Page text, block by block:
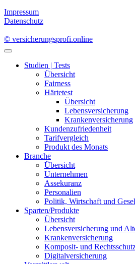
Impressum
Datenschutz
© versicherungsprofi.online
Studien | Tests
Übersicht
Fairness
Härtetest
Übersicht
Lebensversicherung
Krankenversicherung
Kundenzufriedenheit
Tarifvergleich
Produkt des Monats
Branche
Übersicht
Unternehmen
Assekuranz
Personalien
Politik, Wirtschaft und
Sparten/Produkte
Übersicht
Lebensversicherung und
Krankenversicherung
Komposit- und
Digitalversicherung